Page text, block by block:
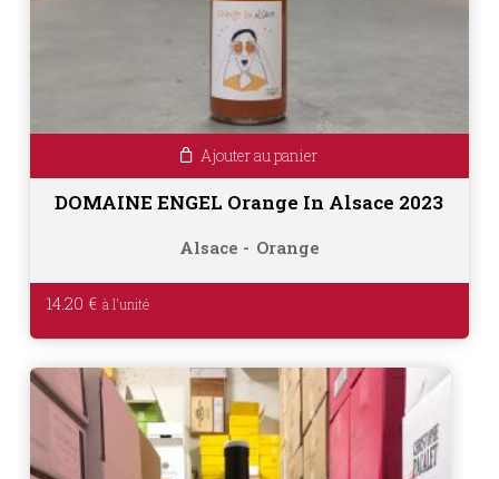
Ajouter au panier
DOMAINE ENGEL Orange In Alsace 2023
Alsace Orange
14.20 €